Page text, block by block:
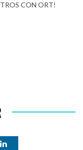
CON ORT!